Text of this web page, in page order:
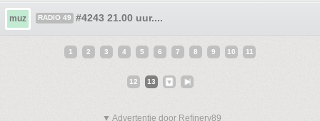
muz RADIO 49 #4243 21.00 uur....
1 2 3 4 5 6 7 8 9 10 11
12 13
▼ Advertentie door Refinery89